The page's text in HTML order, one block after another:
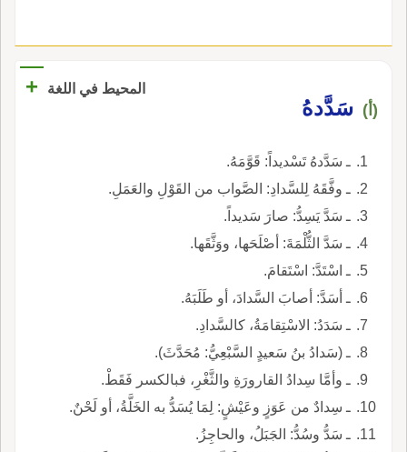
المحيط في اللغة +
(أ) سَدَّدهُ
ـ سَدَّدهُ تَسْديداً: قَوَّمَهُ.
ـ وفَّقَهُ لِلسَّدادِ: الصَّواب من القَوْلِ والعَمَلِ.
ـ سَدَّ يَسِدُّ: صارَ سَديداً.
ـ سَدَّ الثُّلْمَةَ: أصْلَحَها، ووَثَّقَها.
ـ اسْتَدَّ: اسْتَقامَ.
ـ أسَدَّ: أصابَ السَّدادَ، أو طَلَبَهُ.
ـ سَدَدُ: الاسْتِقامَةُ، كالسَّدادِ.
ـ (سَدادُ بنُ سَعيدٍ السَّبْعِيُّ: مُحَدَّثَ).
ـ وأمَّا سِدادُ القارورَةِ والثَّغْرِ، فبالكسر فَقَطْ.
ـ سِدادٌ من عَوَزٍ وعَيْشٍ: لِمَا يُسَدُّ به الخَلَّةُ، أو لَحْنٌ.
ـ سَدُّ وسُدُّ: الجَبَلُ، والحاجِزُ.